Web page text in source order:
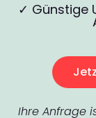
✓ Günstige
Ihre Anfrage